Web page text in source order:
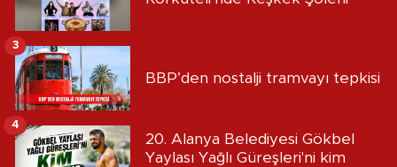
BBP’den nostalji tramvayı tepkisi
3
20. Alanya Belediyesi Gökbel
Yaylası Yağlı Güreşleri'ni kim
4